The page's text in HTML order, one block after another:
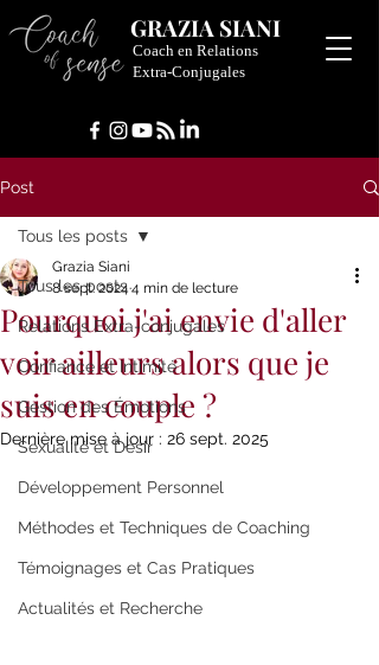
GRAZIA SIANI
Coach en Relations
Extra-Conjugales
Post
Tous les posts
Relations Extra-conjugales
Confiance et Intimité
Gestion des Émotions
Sexualité et Désir
Développement Personnel
Méthodes et Techniques de Coaching
Témoignages et Cas Pratiques
Actualités et Recherche
Tous les posts
Pourquoi j'ai envie d'aller
voir ailleurs alors que je
suis en couple ?
Grazia Siani
8 sept. 2024 4 min de lecture
Dernière mise à jour : 26 sept. 2025